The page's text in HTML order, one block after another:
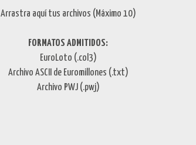
Arrastra aquí tus archivos (Máximo 10)
FORMATOS ADMITIDOS:
EuroLoto (.col3)
Archivo ASCII de Euromillones (.txt)
Archivo PWJ (.pwj)